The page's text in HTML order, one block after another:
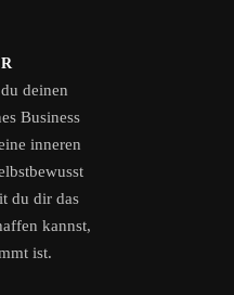
deinen
Business
inneren
du dir das
kannst,
ist.